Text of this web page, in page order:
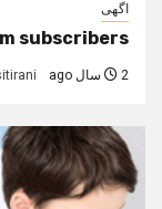
اگهی
subscribers?
2 سال ago